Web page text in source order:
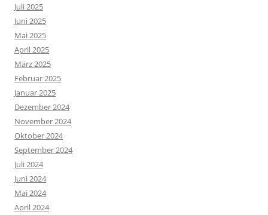
Juli 2025
Juni 2025
Mai 2025
April 2025
März 2025
Februar 2025
Januar 2025
Dezember 2024
November 2024
Oktober 2024
September 2024
Juli 2024
Juni 2024
Mai 2024
April 2024